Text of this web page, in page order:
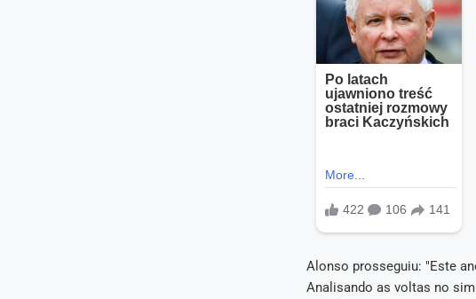
Alonso prosseguiu: "Este
Analisando as voltas no